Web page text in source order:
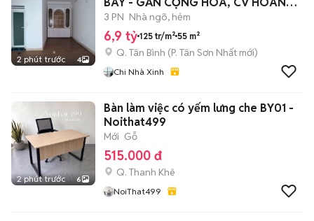
2 phút trước 4
VĂN THỤ.
3 PN Nhà ngõ, hẻm
6,9 tỷ 125 tr/m² 55 m²
Q. Tân Bình (P. Tân Sơn Nhất mới)
Chi Nhà Xinh
2 phút trước 6
Bàn làm việc có yếm lưng che BY01 -
Noithat499
Mới Gỗ
515.000 đ
Q. Thanh Khê
NoiThat499